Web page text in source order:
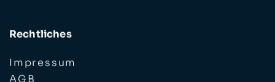
Rechtliches
Impressum
AGB